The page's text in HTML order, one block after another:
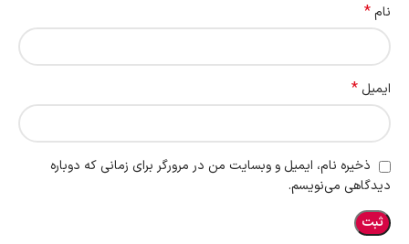
نام*
ایمیل *
ذخیره نام، ایمیل و وبسایت من در مرورگر برای زمانی که دوباره
دیدگاهی می‌نویسم.